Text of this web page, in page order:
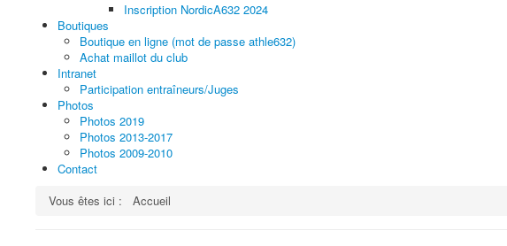
Inscription NordicA632 2024
Boutiques
Boutique en ligne (mot de passe athle632)
Achat maillot du club
Intranet
Participation entraîneurs/Juges
Photos
Photos 2019
Photos 2013-2017
Photos 2009-2010
Contact
Vous êtes ici :
Accueil